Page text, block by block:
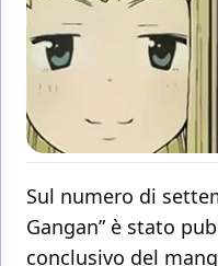
Sul numero di
Gangan” è stato
conclusivo del